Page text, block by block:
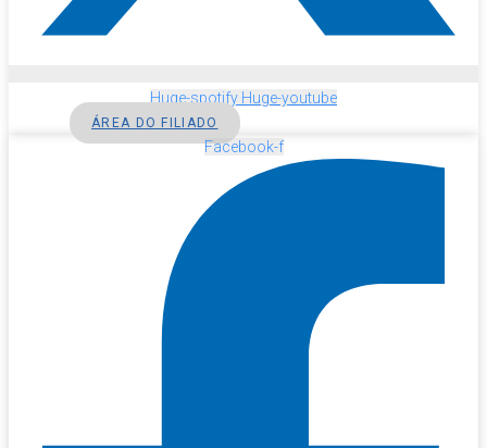
Huge-spotify Huge-youtube
ÁREA DO FILIADO
Facebook-f